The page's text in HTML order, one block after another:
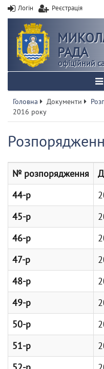
Логін Реєстрація
РАДА
офіційний
Головна Документи
2016 року
№ розпорядження
44-р
45-р
46-р
47-р
48-р
49-р
50-р
51-р